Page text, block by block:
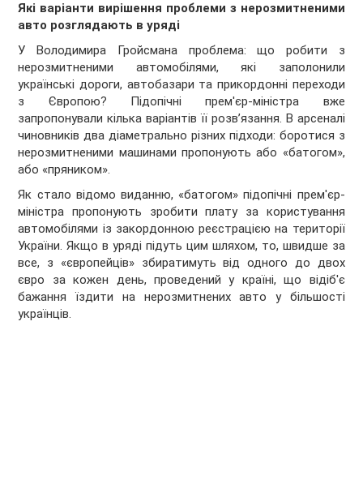
Які варіанти вирішення проблеми з нерозмитненими
авто розглядають в уряді
У Володимира Гройсмана проблема: що робити з
нерозмитненими автомобілями, які заполонили
українські дороги, автобазари та прикордонні переходи
з Європою? Підопічні прем'єр-міністра вже
запропонували кілька варіантів її розв’язання. В арсеналі
чиновників два діаметрально різних підходи: боротися з
нерозмитненими машинами пропонують або «батогом»,
або «пряником».
Як стало відомо виданню, «батогом» підопічні прем'єр-
міністра пропонують зробити плату за користування
автомобілями із закордонною реєстрацією на території
України. Якщо в уряді підуть цим шляхом, то, швидше за
все, з «європейців» збиратимуть від одного до двох
євро за кожен день, проведений у країні, що відіб'є
бажання їздити на нерозмитнених авто у більшості
українців.